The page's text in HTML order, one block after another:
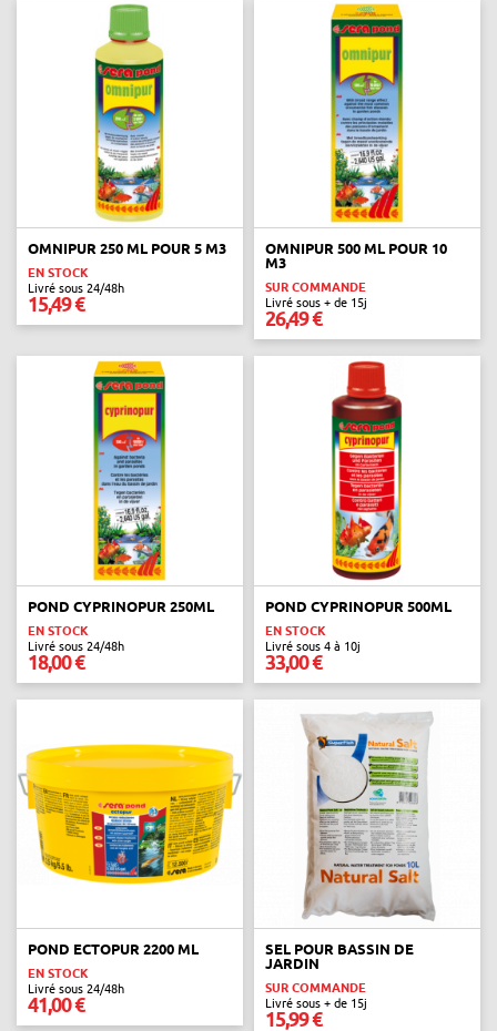
OMNIPUR 250 ML POUR 5 M3
EN STOCK
Livré sous 24/48h
15,49 €
OMNIPUR 500 ML POUR 10
M3
SUR COMMANDE
Livré sous + de 15j
26,49 €
POND CYPRINOPUR 250ML
EN STOCK
Livré sous 24/48h
18,00 €
POND CYPRINOPUR 500ML
EN STOCK
Livré sous 4 à 10j
33,00 €
POND ECTOPUR 2200 ML
EN STOCK
Livré sous 24/48h
41,00 €
SEL POUR BASSIN DE
JARDIN
SUR COMMANDE
Livré sous + de 15j
15,99 €